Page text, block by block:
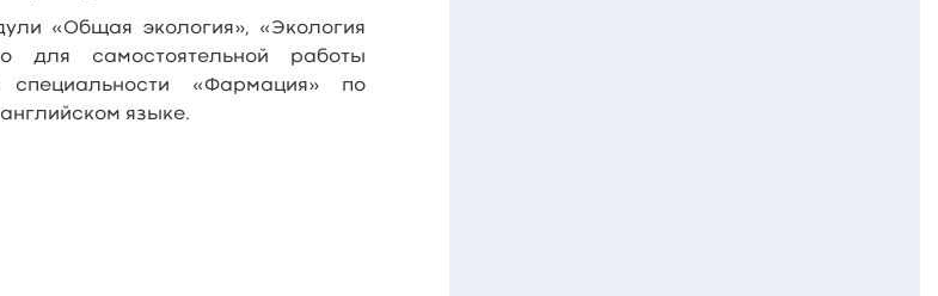
«Общая экология», «Экология
для самостоятельной работы
специальности «Фармация» по
языке.